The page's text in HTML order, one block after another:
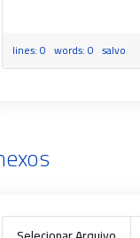
lines: 0 words: 0salvo